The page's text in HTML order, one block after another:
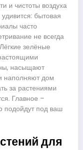
и чистоты воздуха
бытовая
часто
не всегда
зелёные
насыщают
наполняют дом
за растениями
Главное –
подойдут под ваш
для